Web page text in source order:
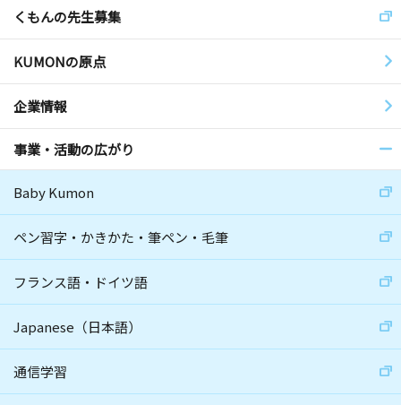
くもんの先生募集
KUMONの原点
企業情報
事業・活動の広がり
Baby Kumon
ペン習字・かきかた・筆ペン・毛筆
フランス語・ドイツ語
Japanese（日本語）
通信学習